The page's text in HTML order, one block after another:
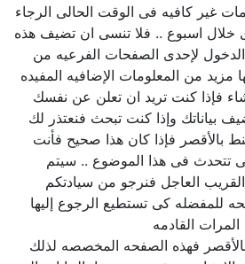
غير كافيه فى الوقت الحالى الرجاء
خلال اسبوع .. فلا تنسى ان تضيف هذه
لإحدى الصفحات الفرعيه من
من المعلومات الإضافيه المفيده
فإذا كنت تريد ان تعلن عن نفسك
بياناتك وإذا كنت تبحث فنعتذر لك
بالأقصر فإذا كان هذا صحيح فأنت
تتحدث فى هذا الموضوع .. سيتم
العاجل فنرجو من سيادتكم
للمفضله كى تستطيع الرجوع إليها
القادمه
فهذه الصفحه المخصصه لذلك